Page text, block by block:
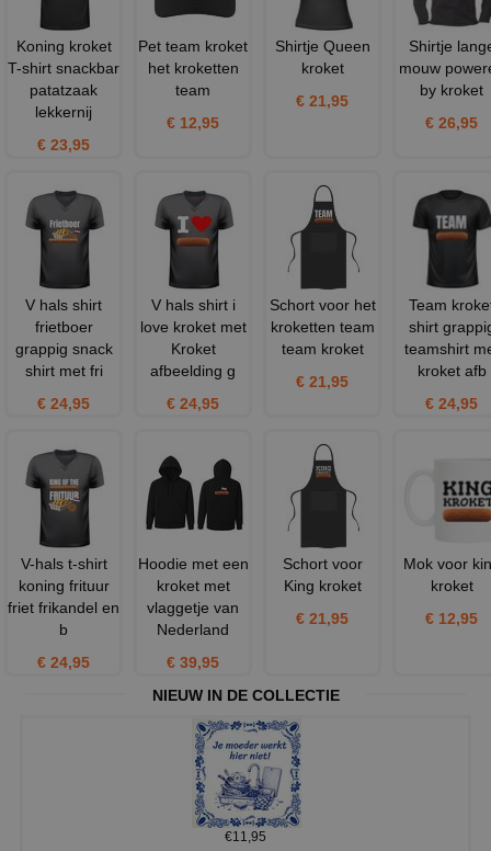
Koning kroket
T-shirt snackbar
patatzaak
lekkernij
€ 23,95
Pet team kroket
het kroketten
team
€ 12,95
Shirtje Queen
kroket
€ 21,95
Shirtje
mouw
by kroket
€ 26,95
V hals shirt
frietboer
grappig snack
shirt met fri
€ 24,95
V hals shirt i
love kroket met
Kroket
afbeelding g
€ 24,95
Schort voor het
kroketten team
team kroket
€ 21,95
Team
shirt
teamshirt
kroket afb
€ 24,95
V-hals t-shirt
koning frituur
friet frikandel en
b
€ 24,95
Hoodie met een
kroket met
vlaggetje van
Nederland
€ 39,95
Schort voor
King kroket
€ 21,95
Mok voor
kroket
€ 12,95
NIEUW IN DE COLLECTIE
€11,95